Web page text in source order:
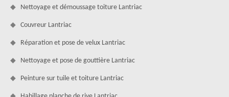
Nettoyage et démoussage toiture Lantriac
Couvreur Lantriac
Réparation et pose de velux Lantriac
Nettoyage et pose de gouttière Lantriac
Peinture sur tuile et toiture Lantriac